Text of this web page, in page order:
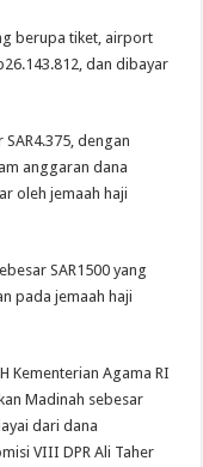
berupa tiket, airport
dan dibayar
dengan
anggaran dana
oleh jemaah haji
SAR1500 yang
pada jemaah haji
Kementerian Agama RI
Madinah sebesar
dari dana
VIII DPR Ali Taher